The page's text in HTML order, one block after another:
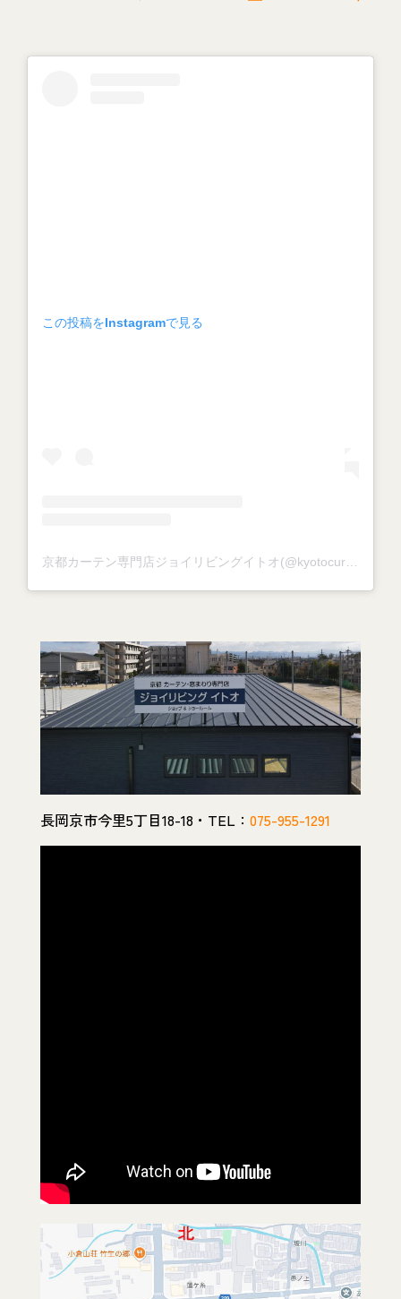
この投稿をInstagramで見る
京都カーテン専門店ジョイリビングイトオ(@kyotocurtain_joylivingito)がシェアした投稿
長岡京市今里5丁目18-18・TEL： 075-955-1291